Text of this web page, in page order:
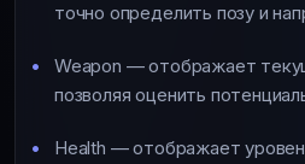
точно определить позу и
Weapon — отображает
позволяя оценить
Health — отображает